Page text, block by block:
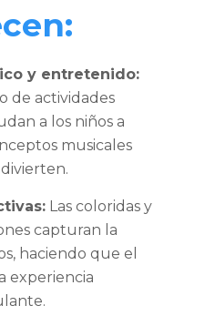
y entretenido:
de actividades
a los niños a
musicales
Las coloridas y
capturan la
haciendo que el
experiencia